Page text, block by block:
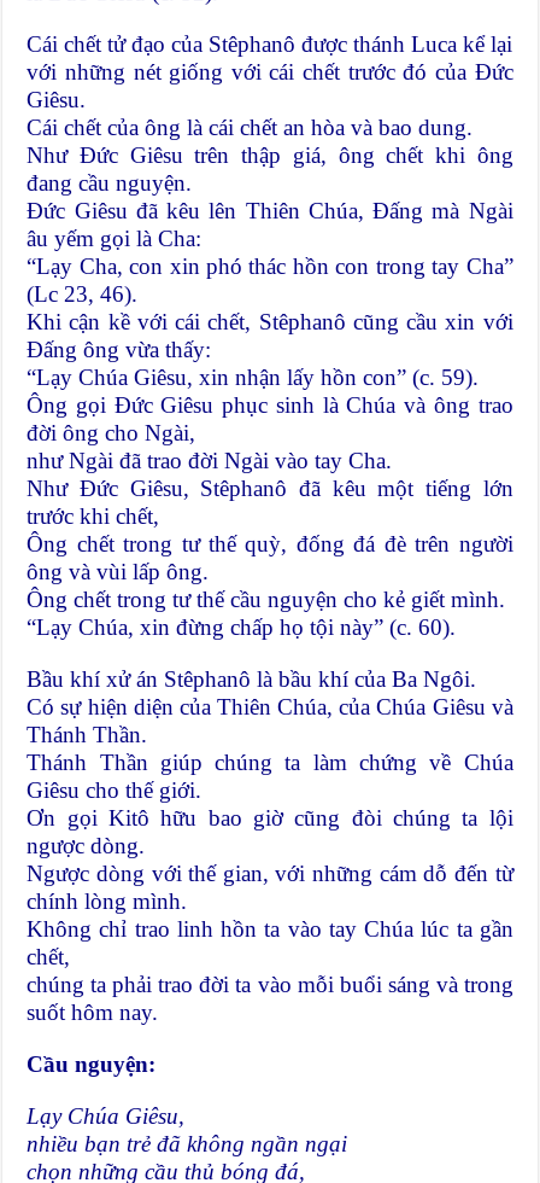
Cái chết tử đạo của Stêphanô được thánh Luca kể lại
với những nét giống với cái chết trước đó của Đức
Giêsu.
Cái chết của ông là cái chết an hòa và bao dung.
Như Đức Giêsu trên thập giá, ông chết khi ông
đang cầu nguyện.
Đức Giêsu đã kêu lên Thiên Chúa, Đấng mà Ngài
âu yếm gọi là Cha:
“Lạy Cha, con xin phó thác hồn con trong tay Cha”
(Lc 23, 46).
Khi cận kề với cái chết, Stêphanô cũng cầu xin với
Đấng ông vừa thấy:
“Lạy Chúa Giêsu, xin nhận lấy hồn con” (c. 59).
Ông gọi Đức Giêsu phục sinh là Chúa và ông trao
đời ông cho Ngài,
như Ngài đã trao đời Ngài vào tay Cha.
Như Đức Giêsu, Stêphanô đã kêu một tiếng lớn
trước khi chết,
Ông chết trong tư thế quỳ, đống đá đè trên người
ông và vùi lấp ông.
Ông chết trong tư thế cầu nguyện cho kẻ giết mình.
“Lạy Chúa, xin đừng chấp họ tội này” (c. 60).
Bầu khí xử án Stêphanô là bầu khí của Ba Ngôi.
Có sự hiện diện của Thiên Chúa, của Chúa Giêsu và
Thánh Thần.
Thánh Thần giúp chúng ta làm chứng về Chúa
Giêsu cho thế giới.
Ơn gọi Kitô hữu bao giờ cũng đòi chúng ta lội
ngược dòng.
Ngược dòng với thế gian, với những cám dỗ đến từ
chính lòng mình.
Không chỉ trao linh hồn ta vào tay Chúa lúc ta gần
chết,
chúng ta phải trao đời ta vào mỗi buổi sáng và trong
suốt hôm nay.
Cầu nguyện:
Lạy Chúa Giêsu,
nhiều bạn trẻ đã không ngần ngại
chọn những cầu thủ bóng đá,